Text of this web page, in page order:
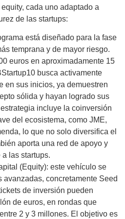
cada uno adaptado a
de las startups:
está diseñado para la fase
temprana y de mayor riesgo.
euros en aproximadamente 15
busca activamente
en sus inicios, ya demuestren
sólida y hayan logrado sus
incluye la coinversión
del ecosistema, como JME,
lo que no solo diversifica el
aporta una red de apoyo y
las startups.
(Equity): este vehículo se
avanzadas, concretamente Seed
de inversión pueden
de euros, en rondas que
2 y 3 millones. El objetivo es